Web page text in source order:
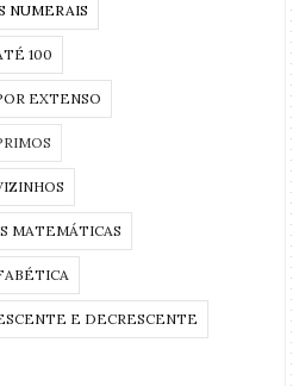
NUMERAIS
100
EXTENSO
MATEMÁTICAS
E DECRESCENTE